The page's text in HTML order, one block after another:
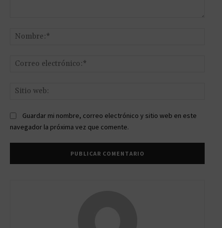
Guardar mi nombre, correo electrónico y sitio web en este
navegador la próxima vez que comente.